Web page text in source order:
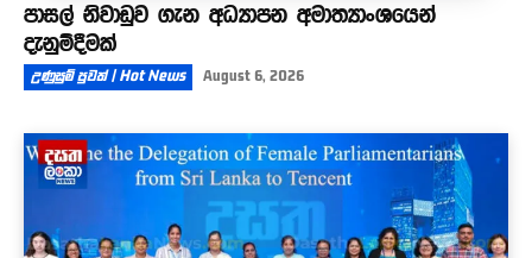
පාසල් නිවාඩුව ගැන අධ්‍යාපන අමාත්‍යාංශයෙන්
දැනුම්දීමක්
උණුසුම් පුවත් | Hot News August 6, 2026